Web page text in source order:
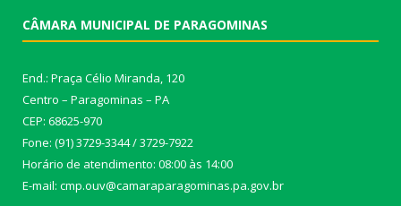
CÂMARA MUNICIPAL DE PARAGOMINAS
End.: Praça Célio Miranda, 120
Centro – Paragominas – PA
CEP: 68625-970
Fone: (91) 3729-3344 / 3729-7922
Horário de atendimento: 08:00 às 14:00
E-mail: cmp.ouv@camaraparagominas.pa.gov.br